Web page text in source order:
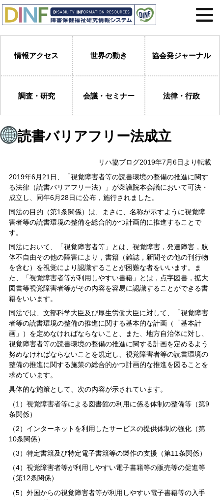
情報アクセス 世界の動き 協会発ジャーナル
調査・研究 会議・セミナー 法律・行政
読書バリアフリー法成立
リハ協ブログ2019年7月6日より転載
2019年6月21日、「視覚障害者等の読書環境の整備の推進に関す
る法律（読書バリアフリー法）」が衆議院本会議において可決・
成立し、同年6月28日に公布，施行されました。
同法の目的（第1条関係）は、まさに、名称が示すように視覚障
害者等の読書環境の整備を総合的かつ計画的に推進することで
す。
同法において、「視覚障害者等」とは、視覚障害，発達障害，肢
体不自由その他の障害により，書籍（雑誌，新聞その他の刊行物
を含む）を視覚により認識することが困難な者をいいます。ま
た、「視覚障害者等が利用しやすい書籍」とは，点字図書，拡大
図書等視覚障害者等がその内容を容易に認識することができる書
籍をいいます。
同法では、文部科学大臣及び厚生労働大臣に対して、「視覚障害
者等の読書環境の整備の推進に関する基本的な計画（「基本計
画」）を定めなければならないこと、また、地方自治体に対し、
視覚障害者等の読書環境の整備の推進に関する計画を定めるよう
努めなければならないことを規定し、視覚障害者等の読書環境の
整備の推進に関する施策の総合的かつ計画的な推進を図ることを
求めています。
具体的な施策として、次の内容が示されています。
（1）視覚障害者等による図書館の利用に係る体制の整備等（第9
条関係）
（2）インターネットを利用したサービスの提供体制の強化（第
10条関係）
（3）特定書籍及び特定電子書籍等の製作の支援（第11条関係）
（4）視覚障害者等が利用しやすい電子書籍等の販売等の促進等
（第12条関係）
（5）外国からの視覚障害者等が利用しやすい電子書籍等の入手